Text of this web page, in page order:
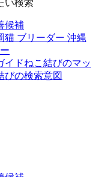
い検索
候補
猫 ブリーダー 沖縄
イドねこ結びのマッ
びの検索意図